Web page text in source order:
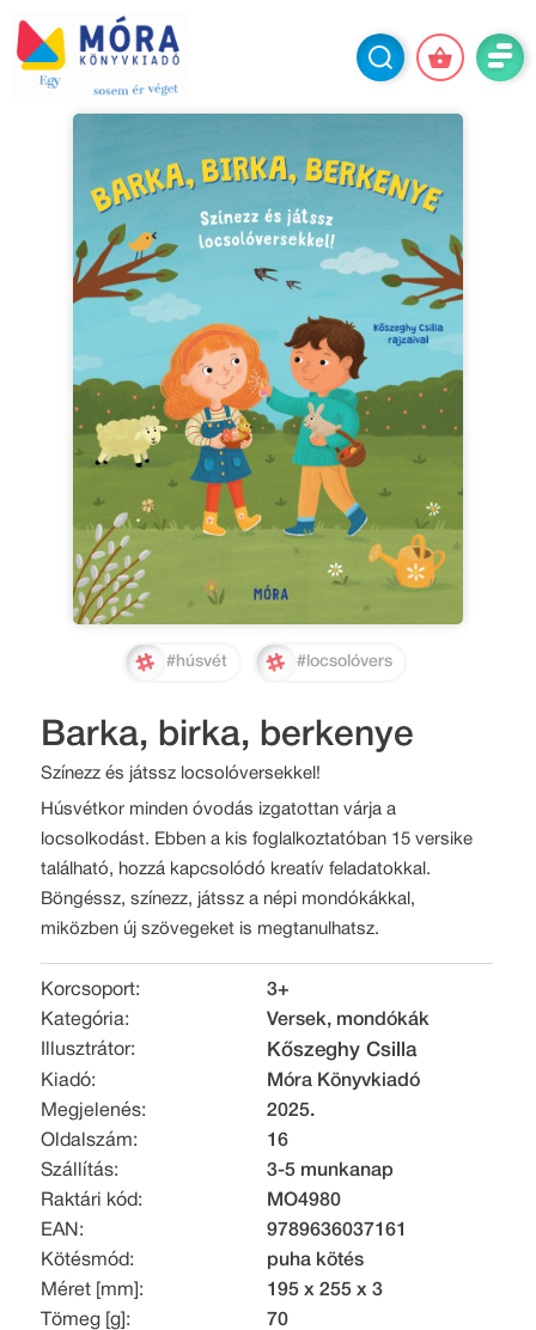
#húsvét #locsolóvers
Barka, birka, berkenye
Színezz és játssz locsolóversekkel!
Húsvétkor minden óvodás izgatottan várja a
locsolkodást. Ebben a kis foglalkoztatóban 15 versike
található, hozzá kapcsolódó kreatív feladatokkal.
Böngéssz, színezz, játssz a népi mondókákkal,
miközben új szövegeket is megtanulhatsz.
Korcsoport:
3+
Kategória:
Versek, mondókák
Illusztrátor:
Kőszeghy Csilla
Kiadó:
Móra Könyvkiadó
Megjelenés:
2025.
Oldalszám:
16
Szállítás:
3-5 munkanap
Raktári kód:
MO4980
EAN:
9789636037161
Kötésmód:
puha kötés
Méret [mm]:
195 x 255 x 3
Tömeg [g]:
70